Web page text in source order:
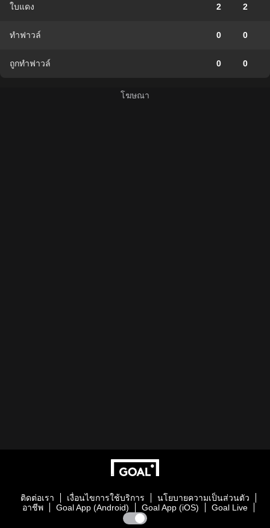
ใบแดง 2 2
ทำฟาวล์ 0 0
ถูกทำฟาวล์ 0 0
ติดต่อเรา เงื่อนไขการใช้บริการ
นโยบายความเป็นส่วนตัว
อาชีพ
Goal App (Android) Goal App (iOS) Goal Live